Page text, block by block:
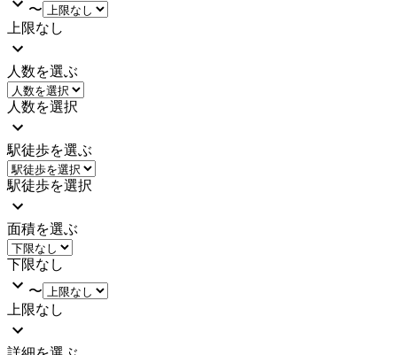
〜
上限なし
人数を選ぶ
人数を選択
駅徒歩を選ぶ
駅徒歩を選択
面積を選ぶ
下限なし
〜
上限なし